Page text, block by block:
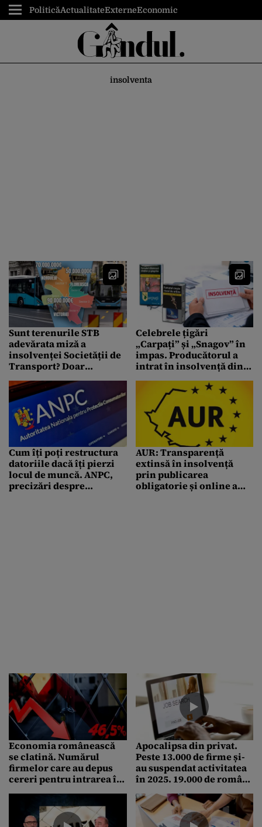
PoliticăActualitateExterneEconomic
insolventa
Sunt terenurile STB
adevărata miză a
insolvenței Societății de
Transport? Doar
sute de milioane de euro,
iar specialiștii din
Transporturi trag un
semnal de alarmă:
„Patrimoniul STB e vizat
de rechinii imobiliari”
Celebrele țigări
„Carpați” și „Snagov” în
impas. Producătorul a
intrat în insolvență din
Cum îți poți restructura
datoriile dacă îți pierzi
locul de muncă. ANPC,
precizări despre
AUR: Transparență
extinsă în insolvență
prin publicarea
obligatorie și online a
Economia românească
se clatină. Numărul
firmelor care au depus
cereri pentru intrarea în
46,5% în luna noiembrie
Apocalipsa din privat.
Peste 13.000 de firme și-
au suspendat activitatea
în 2025. 19.000 de români
de muncă